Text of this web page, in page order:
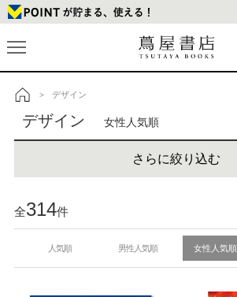
トップ
> デザイン
デザイン 女性人気順
さらに絞り込む
全314件
人気順 男性人気順 女性人気順